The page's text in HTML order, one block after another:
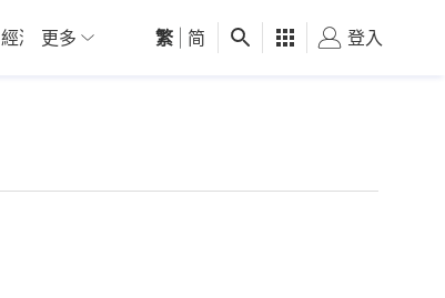
經濟 01深圳 觀點 健康 好食玩飛
更多 繁 简 登入